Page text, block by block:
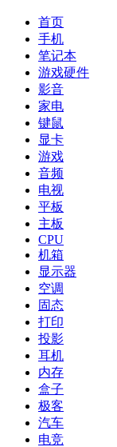
首页
手机
笔记本
游戏硬件
影音
家电
键鼠
显卡
游戏
音频
电视
平板
主板
CPU
机箱
显示器
空调
固态
打印
投影
耳机
内存
盒子
极客
汽车
电竞